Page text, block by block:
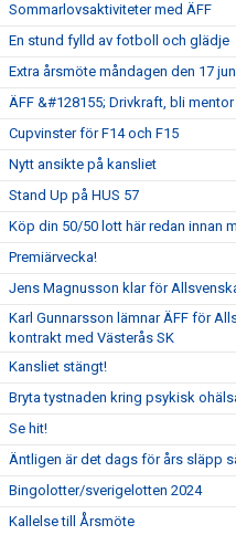
Sommarlovsaktiviteter med ÄFF
En stund fylld av fotboll och glädje
Extra årsmöte måndagen den 17
ÄFF &#128155; Drivkraft, bli
Cupvinster för F14 och F15
Nytt ansikte på kansliet
Stand Up på HUS 57
Köp din 50/50 lott här redan innan
Premiärvecka!
Jens Magnusson klar för
Karl Gunnarsson lämnar ÄFF för
kontrakt med Västerås SK
Kansliet stängt!
Bryta tystnaden kring psykisk
Se hit!
Äntligen är det dags för års släpp
Bingolotter/sverigelotten 2024
Kallelse till Årsmöte